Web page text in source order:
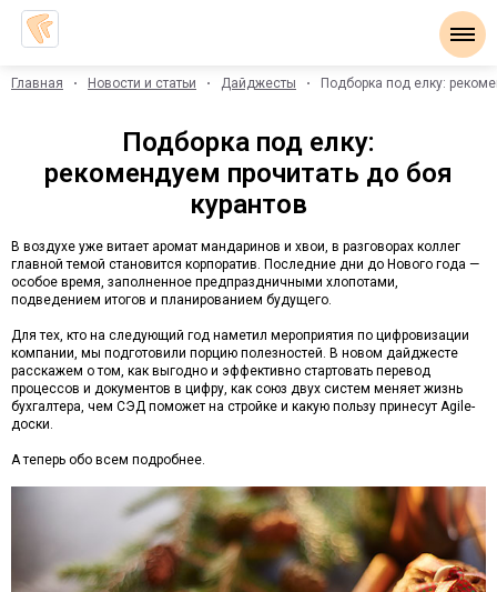
Главная Новости и статьи Дайджесты
Подборка под елку:
рекомендуем прочитать до боя
курантов
В воздухе уже витает аромат мандаринов и хвои, в разговорах коллег
главной темой становится корпоратив. Последние дни до Нового года —
особое время, заполненное предпраздничными хлопотами,
подведением итогов и планированием будущего.
Для тех, кто на следующий год наметил мероприятия по цифровизации
компании, мы подготовили порцию полезностей. В новом дайджесте
расскажем о том, как выгодно и эффективно стартовать перевод
процессов и документов в цифру, как союз двух систем меняет жизнь
бухгалтера, чем СЭД поможет на стройке и какую пользу принесут Agile-
доски.
А теперь обо всем подробнее.